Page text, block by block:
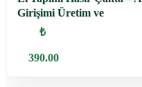
Girişimi Üretim ve
₺
390.00